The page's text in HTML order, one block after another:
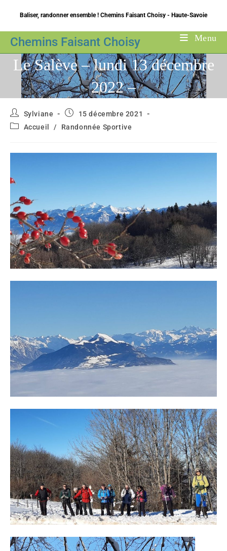
content
Baliser, randonner ensemble ! Chemins Faisant Choisy - Haute-Savoie
Chemins Faisant Choisy Menu
Le Salève – lundi 13 décembre
2022 –
Auteur/autrice
de
la
Sylviane
Publication
15 décembre 2021
PostAccueil / Randonnée Sportive